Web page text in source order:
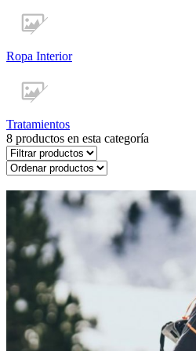
Ropa Interior
Tratamientos
8 productos en esta categoría